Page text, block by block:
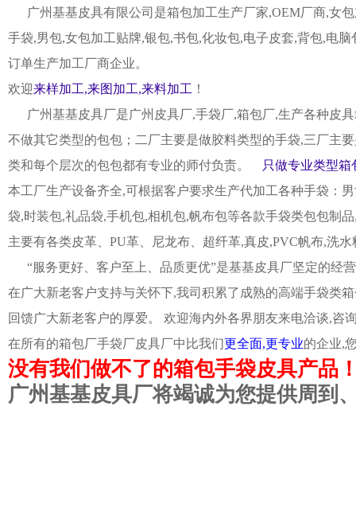
广州基基皮具有限公司是箱包加工生产厂家,OEM厂商,女
手袋,男包,女包加工贴牌,银包,书包,化妆包,电子皮套,背包,电
订单生产加工厂商企业。
欢迎来样加工,来图加工,来料加工 ！
广州基基皮具厂是广州皮具厂,手袋厂,箱包厂,生产各种皮
不做其它类型的包包；二厂主要是做胶料类型的手袋,三厂主
类和每个层次的包包都有专业的师付负责。
只做专业类型箱
本工厂生产设备齐全,可根据客户要求生产代加工各种手袋：
袋,时装包,礼品袋,手机包,相机包,帆布包等各款手袋类包包制
主要有各类皮革、PU革、尼龙布、超纤革,真皮,PVC帆布,洗
“服务更好、客户至上、品质更优”是基基皮具厂坚定的经
在广大新老客户支持与关怀下,我司积累了成熟的高端手袋类
回馈广大新老客户的厚爱。 欢迎海内外各界朋友来电洽谈,咨
在所有的箱包厂手袋厂皮具厂中比我们更全面,更专业的企业,
没有我们做不了的箱包手袋皮具产品
广州基基皮具厂将竭诚为您提供周到